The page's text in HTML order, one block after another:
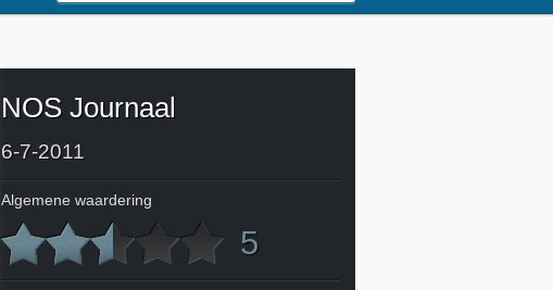
NOS Journaal
6-7-2011
Algemene waardering
5